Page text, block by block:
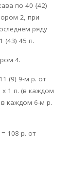
по 40 {42)
2, при
ряду
(43) 45 п.
4.
(9) 9-м р. от
x 1 п. (в каждом
каждом 6-м р.
108 р. от